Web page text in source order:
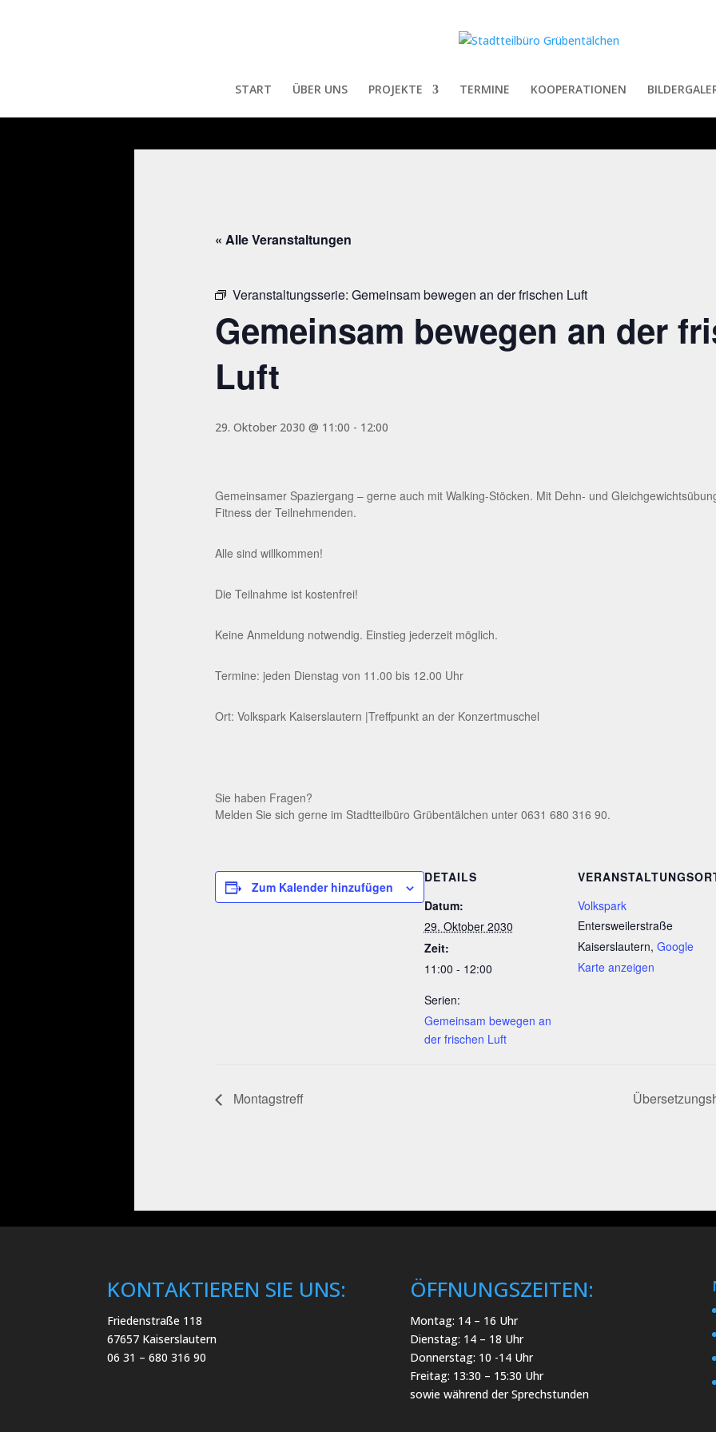
START ÜBER UNS PROJEKTE TERMINE KOOPERATIONEN
« Alle Veranstaltungen
Veranstaltungsserie: Gemeinsam bewegen an der frischen Luft
Gemeinsam bewegen an der
Luft
29. Oktober 2030 @ 11:00 - 12:00
Gemeinsamer Spaziergang – gerne auch mit Walking-Stöcken. Mit Dehn- und
Fitness der Teilnehmenden.
Alle sind willkommen!
Die Teilnahme ist kostenfrei!
Keine Anmeldung notwendig. Einstieg jederzeit möglich.
Termine: jeden Dienstag von 11.00 bis 12.00 Uhr
Ort: Volkspark Kaiserslautern |Treffpunkt an der Konzertmuschel
Sie haben Fragen?
Melden Sie sich gerne im Stadtteilbüro Grübentälchen unter 0631 680 316 90.
Zum Kalender hinzufügen
DETAILS
Datum:
29. Oktober 2030
Zeit:
11:00 - 12:00
Serien:
Gemeinsam bewegen an
der frischen Luft
Volkspark
Entersweilerstraße
Kaiserslautern, Google
Karte anzeigen
Montagstreff
KONTAKTIEREN SIE UNS:
Friedenstraße 118
67657 Kaiserslautern
06 31 – 680 316 90
ÖFFNUNGSZEITEN:
Montag: 14 – 16 Uhr
Dienstag: 14 – 18 Uhr
Donnerstag: 10 -14 Uhr
Freitag: 13:30 – 15:30 Uhr
sowie während der Sprechstunden